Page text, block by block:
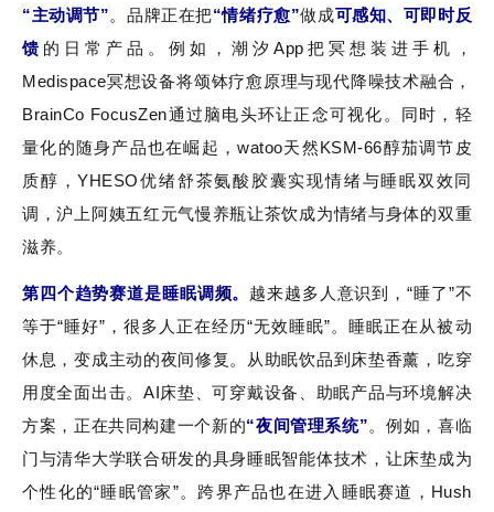
“主动调节”。品牌正在把“情绪疗愈”做成可感知、可即时反
馈 的日常产品。例如，潮汐App把冥想装进手机，
Medispace冥想设备将颂钵疗愈原理与现代降噪技术融合，
BrainCo FocusZen通过脑电头环让正念可视化。同时，轻
量化的随身产品也在崛起，watoo天然KSM-66醇茄调节皮
质醇，YHESO优绪舒茶氨酸胶囊实现情绪与睡眠双效同
调，沪上阿姨五红元气慢养瓶让茶饮成为情绪与身体的双重
滋养。
第四个趋势赛道是睡眠调频。 越来越多人意识到，“睡了”不
等于“睡好”，很多人正在经历“无效睡眠”。睡眠正在从被动
休息，变成主动的夜间修复。从助眠饮品到床垫香薰，吃穿
用度全面出击。AI床垫、可穿戴设备、助眠产品与环境解决
方案，正在共同构建一个新的“夜间管理系统”。例如，喜临
门与清华大学联合研发的具身睡眠智能体技术，让床垫成为
个性化的“睡眠管家”。跨界产品也在进入睡眠赛道，Hush